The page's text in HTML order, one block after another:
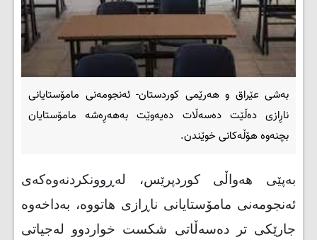
بەشی عێراق و هەرێمی کوردستان- ئه‌نجومه‌نى مامۆستایانى
ناڕازى ده‌ڵێت ده‌سه‌ڵات ده‌یه‌وێت به‌هه‌ڕه‌شه‌ مامۆستایان
بچنه‌وه‌ هۆڵه‌کانى خوێندن.
بەپێی هەواڵی کوردپرێس، له‌ڕوونکردنه‌وه‌که‌ى
ئه‌نجومه‌نى مامۆستایانى ناڕازى هاتووه‌، بەداخەوە
جارێکی تر دەسەڵاتی شکست خواردوو لەجیاتی